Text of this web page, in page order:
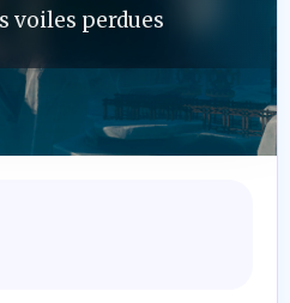
voiles perdues